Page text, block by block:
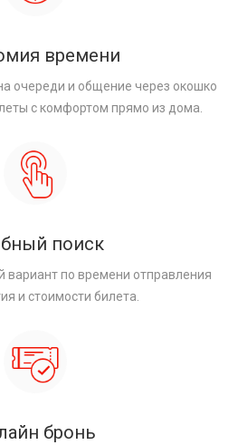
времени
очереди и общение через окошко
с комфортом прямо из дома.
поиск
по времени отправления
и стоимости билета.
бронь